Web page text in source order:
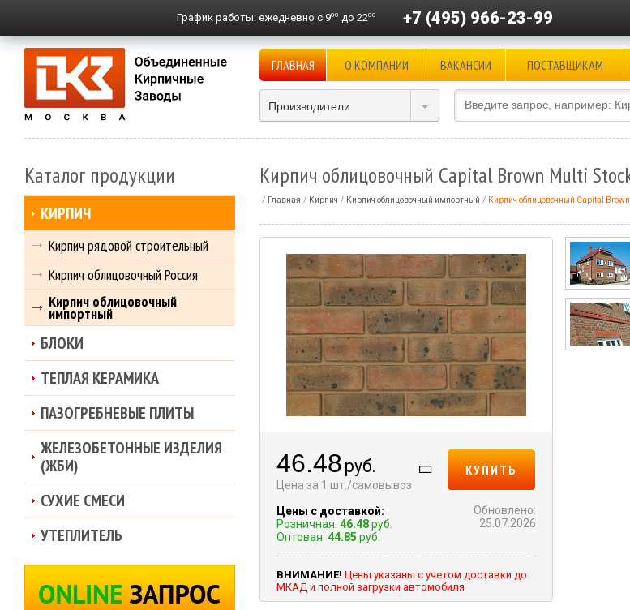
График работы: ежедневно с 900 до 2200 +7 (495) 966-23-99
ГЛАВНАЯ О КОМПАНИИ ВАКАНСИИ ПОСТАВЩИКАМ
Производители
Кирпич облицовочный Capital Brown Multi
Главная Кирпич Кирпич облицовочный импортный Кирпич облицовочный Capital
46.48 руб.
Цена за 1 шт./самовывоз
Цены с доставкой:
Розничная: 46.48руб.
Оптовая: 44.85 руб.
КУПИТЬ
Обновлено:
25.07.2026
ВНИМАНИЕ! Цены указаны с учетом доставки до
МКАД и полной загрузки автомобиля
Каталог продукции
КИРПИЧ
Кирпич рядовой строительный
Кирпич облицовочный Россия
Кирпич облицовочный
импортный
БЛОКИ
ТЕПЛАЯ КЕРАМИКА
ПАЗОГРЕБНЕВЫЕ ПЛИТЫ
ЖЕЛЕЗОБЕТОННЫЕ ИЗДЕЛИЯ
(ЖБИ)
СУХИЕ СМЕСИ
УТЕПЛИТЕЛЬ